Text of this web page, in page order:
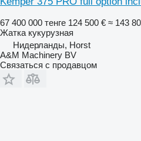
67 400 000 тенге 124 500 € ≈ 143
Жатка кукурузная
Нидерланды, Horst
A&M Machinery BV
Связаться с продавцом